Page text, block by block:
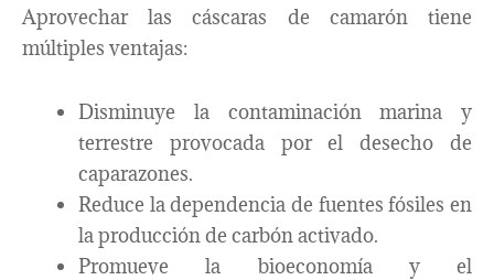
Aprovechar las cáscaras de camarón tiene
múltiples ventajas:
Disminuye la contaminación marina y
terrestre provocada por el desecho de
caparazones.
Reduce la dependencia de fuentes fósiles en
la producción de carbón activado.
Promueve la bioeconomía y el